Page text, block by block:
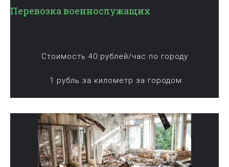
Перевозка военнослужащих
Стоимость 40 рублей/час по городу
1 рубль за километр за городом